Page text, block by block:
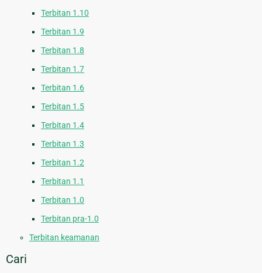
Terbitan 1.10
Terbitan 1.9
Terbitan 1.8
Terbitan 1.7
Terbitan 1.6
Terbitan 1.5
Terbitan 1.4
Terbitan 1.3
Terbitan 1.2
Terbitan 1.1
Terbitan 1.0
Terbitan pra-1.0
Terbitan keamanan
Cari